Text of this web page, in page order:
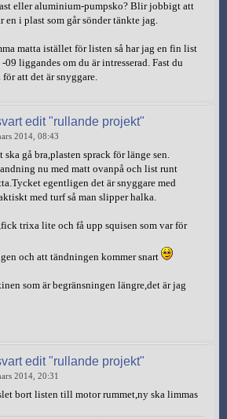
eller aluminium-pumpsko? Blir jobbigt att
en i plast som går sönder tänkte jag.
matta istället för listen så har jag en fin list
liggandes om du är intresserad. Fast du
att det är snyggare.
edit "rullande projekt"
2014, 08:43
ska gå bra,plasten sprack för länge sen.
nu med matt ovanpå och list runt
egentligen det är snyggare med
med turf så man slipper halka.
trixa lite och få upp squisen som var för
och att tändningen kommer snart
som är begränsningen längre,det är jag
edit "rullande projekt"
2014, 20:31
bort listen till motor rummet,ny ska limmas